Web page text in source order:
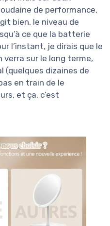
de performance,
bien, le niveau de
ce que la batterie
l’instant, je dirais que le
verra sur le long terme,
(quelques dizaines de
en train de le
et ça, c’est